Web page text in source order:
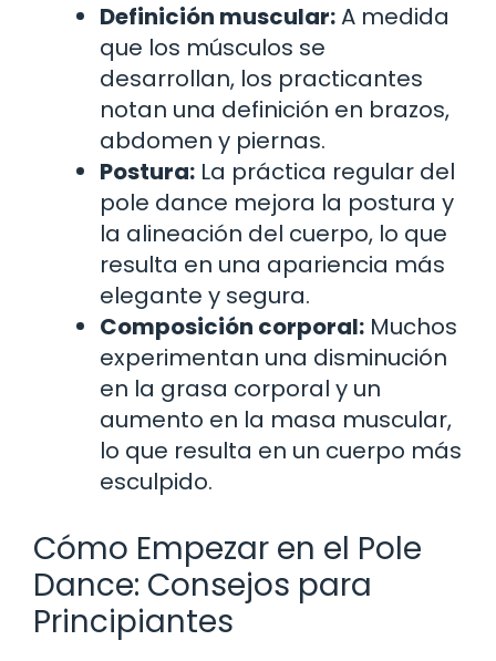
Definición muscular:A medida
que los músculos se
desarrollan, los practicantes
notan una definición en brazos,
abdomen y piernas.
Postura: La práctica regular del
pole dance mejora la postura y
la alineación del cuerpo, lo que
resulta en una apariencia más
elegante y segura.
Composición corporal: Muchos
experimentan una disminución
en la grasa corporal y un
aumento en la masa muscular,
lo que resulta en un cuerpo más
esculpido.
Cómo Empezar en el Pole
Dance: Consejos para
Principiantes